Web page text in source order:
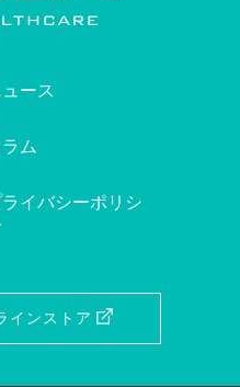
ース
ラム
ライバシーポリシ
インストア